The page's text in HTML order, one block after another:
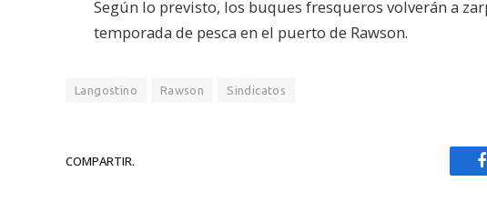
Según lo previsto, los buques fresqueros volverán a
temporada de pesca en el puerto de Rawson.
Langostino Rawson Sindicatos
COMPARTIR.